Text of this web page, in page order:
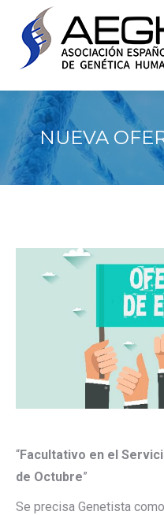
NUEVA
“Facultativo en el
de Octubre”
Se precisa Genetista